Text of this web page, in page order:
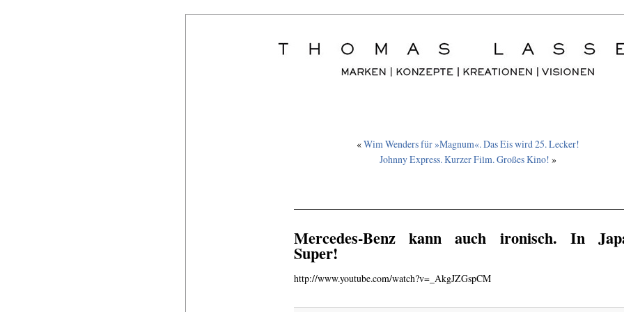
«Wim Wenders für »Magnum«. Das Eis wird 25. Lecker!
Johnny Express. Kurzer Film. Großes Kino! »
Mercedes-Benz kann auch ironisch. In
Super!
http://www.youtube.com/watch?v=_AkgJZGspCM